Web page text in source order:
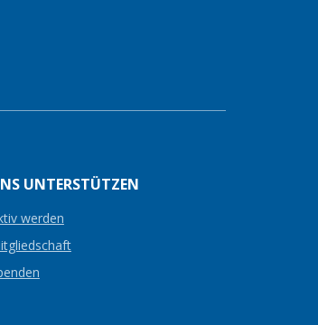
UNTERSTÜTZEN
werden